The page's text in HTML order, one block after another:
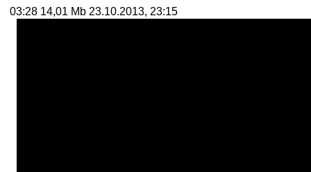
03:28 14,01 Mb 23.10.2013, 23:15